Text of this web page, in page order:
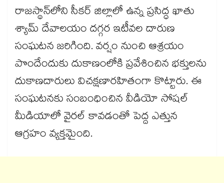
రాజస్థాన్‌లోని సీకర్ జిల్లాలో ఉన్న ప్రసిద్ధ ఖాతు
శ్యామ్ దేవాలయం దగ్గర ఇటీవల దారుణ
సంఘటన జరిగింది. వర్షం నుంచి ఆశ్రయం
పొందేందుకు దుకాణంలోకి ప్రవేశించిన భక్తులను
దుకాణదారులు విచక్షణారహితంగా కొట్టారు. ఈ
సంఘటనకు సంబంధించిన వీడియో సోషల్
మీడియాలో వైరల్ కావడంతో పెద్ద ఎత్తున
ఆగ్రహం వ్యక్తమైంది.